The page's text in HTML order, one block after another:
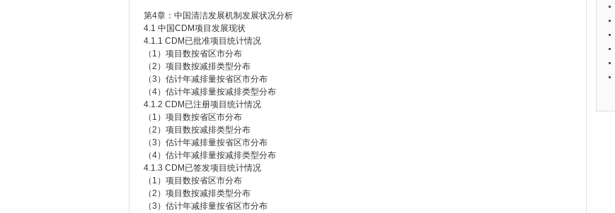
第4章：中国清洁发展机制发展状况分析
4.1 中国CDM项目发展现状
4.1.1 CDM已批准项目统计情况
（1）项目数按省区市分布
（2）项目数按减排类型分布
（3）估计年减排量按省区市分布
（4）估计年减排量按减排类型分布
4.1.2 CDM已注册项目统计情况
（1）项目数按省区市分布
（2）项目数按减排类型分布
（3）估计年减排量按省区市分布
（4）估计年减排量按减排类型分布
4.1.3 CDM已签发项目统计情况
（1）项目数按省区市分布
（2）项目数按减排类型分布
（3）估计年减排量按省区市分布